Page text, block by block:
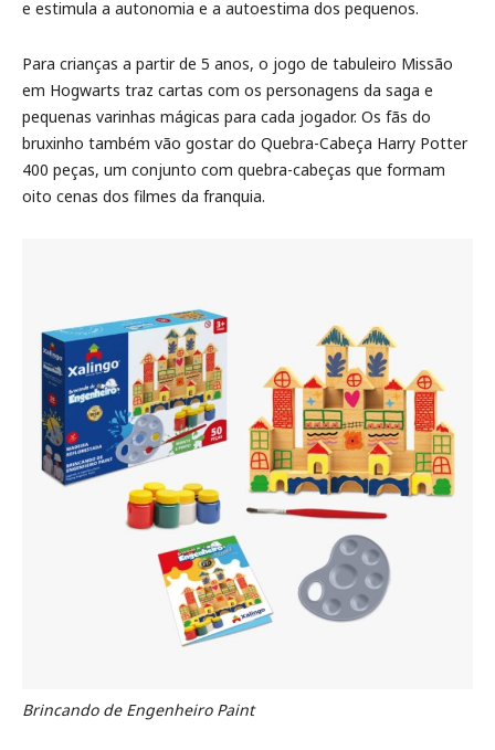
e estimula a autonomia e a autoestima dos pequenos.
Para crianças a partir de 5 anos, o jogo de tabuleiro Missão
em Hogwarts traz cartas com os personagens da saga e
pequenas varinhas mágicas para cada jogador. Os fãs do
bruxinho também vão gostar do Quebra-Cabeça Harry Potter
400 peças, um conjunto com quebra-cabeças que formam
oito cenas dos filmes da franquia.
Brincando de Engenheiro Paint